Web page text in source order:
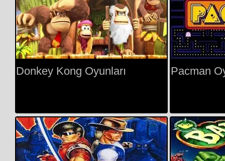
Donkey Kong Oyunları Pacman